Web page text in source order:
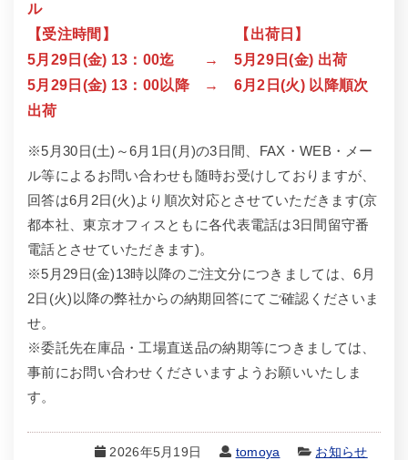
ル
【受注時間】 【出荷日】
5月29日(金) 13：00迄 → 5月29日(金) 出荷
5月29日(金) 13：00以降 → 6月2日(火) 以降順次
出荷
※5月30日(土)～6月1日(月)の3日間、FAX・WEB・メー
ル等によるお問い合わせも随時お受けしておりますが、
回答は6月2日(火)より順次対応とさせていただきます(京
都本社、東京オフィスともに各代表電話は3日間留守番
電話とさせていただきます)。
※5月29日(金)13時以降のご注文分につきましては、6月
2日(火)以降の弊社からの納期回答にてご確認くださいま
せ。
※委託先在庫品・工場直送品の納期等につきましては、
事前にお問い合わせくださいますようお願いいたしま
す。
2026年5月19日 tomoya お知らせ